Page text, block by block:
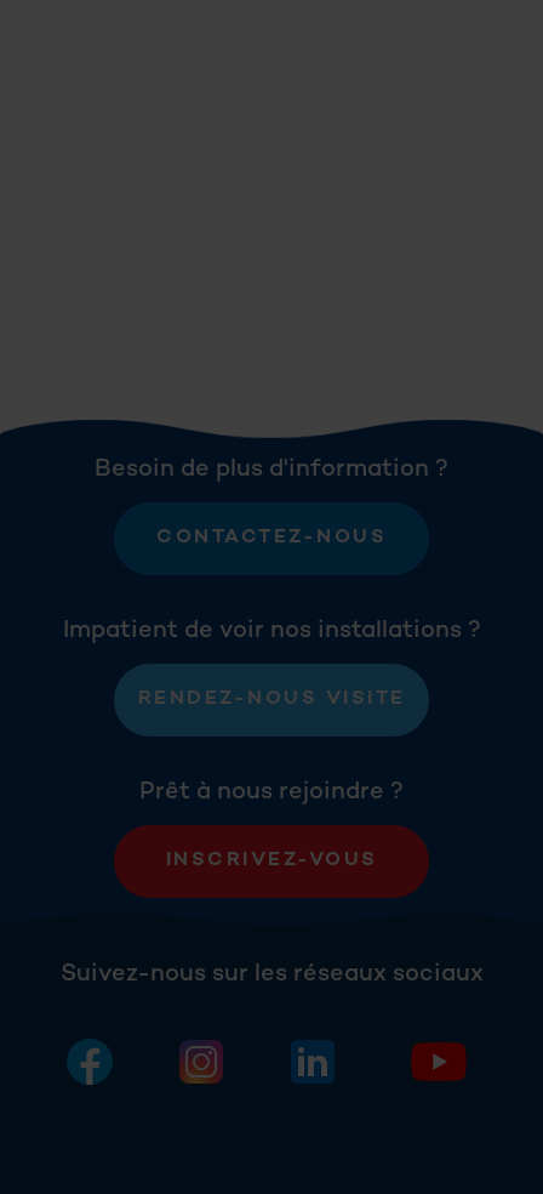
Besoin de plus d'information ?
CONTACTEZ-NOUS
Impatient de voir nos installations ?
RENDEZ-NOUS VISITE
Prêt à nous rejoindre ?
INSCRIVEZ-VOUS
Suivez-nous sur les réseaux sociaux